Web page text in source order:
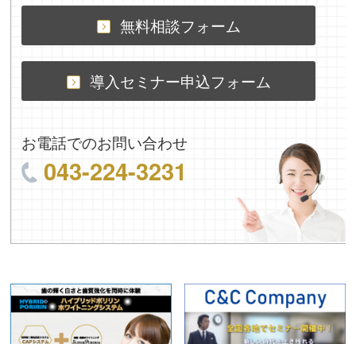
無料相談フォーム
導入セミナー申込フォーム
お電話でのお問い合わせ
043-224-3231